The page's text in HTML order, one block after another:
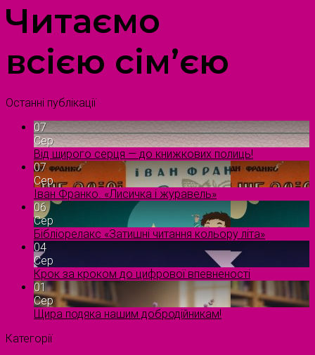
Читаємо
всією сім’єю
Останні публікації
07
Сер
Від щирого серця — до книжкових полиць!
07
Сер
Іван Франко. «Лисичка і журавель»
06
Сер
Бібліорелакс «Затишні читання кольору літа»
04
Сер
Крок за кроком до цифрової впевненості
01
Сер
Щира подяка нашим добродійникам!
Категорії